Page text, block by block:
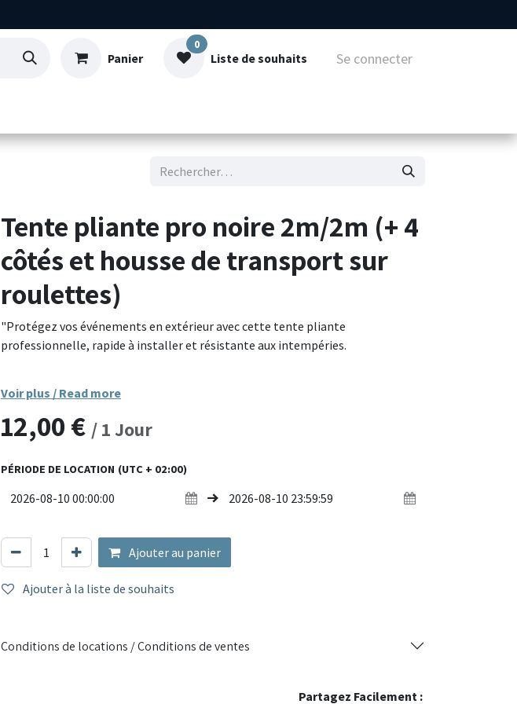
Panier
0
Liste de souhaits Se connecter
Tente pliante pro noire 2m/2m (+ 4
côtés et housse de transport sur
roulettes)
"Protégez vos événements en extérieur avec cette tente pliante
professionnelle, rapide à installer et résistante aux intempéries.
enduit, cette tente offre une excellente résistance au vent et à la pluie. Son
système de montage rapide sans outils permet une installation en quelques
minutes. Idéale pour les marchés, réceptions, foires, ou événements sportifs.
Matériaux : structure en acier thermolaqué, toile polyester enduite
imperméable
Montage : système pliant rapide sans outil
Résistance : anti-UV, imperméable et résistante au vent modéré
Utilisation : événements, marchés, réceptions, stands extérieurs
Voir plus / Read more
12,00€ /1Jour
PÉRIODE DE LOCATION (UTC + 02:00)
Ajouter au panier
Ajouter à la liste de souhaits
Conditions de locations / Conditions de ventes
Partagez Facilement :